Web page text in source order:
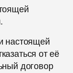
настоящей
от её
договор